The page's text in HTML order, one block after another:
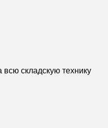
всю складскую технику